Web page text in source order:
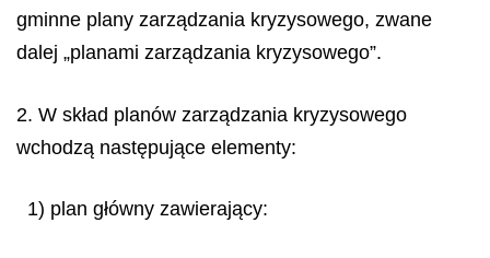
gminne plany zarządzania kryzysowego, zwane
dalej „planami zarządzania kryzysowego”.
2. W skład planów zarządzania kryzysowego
wchodzą następujące elementy:
1) plan główny zawierający: